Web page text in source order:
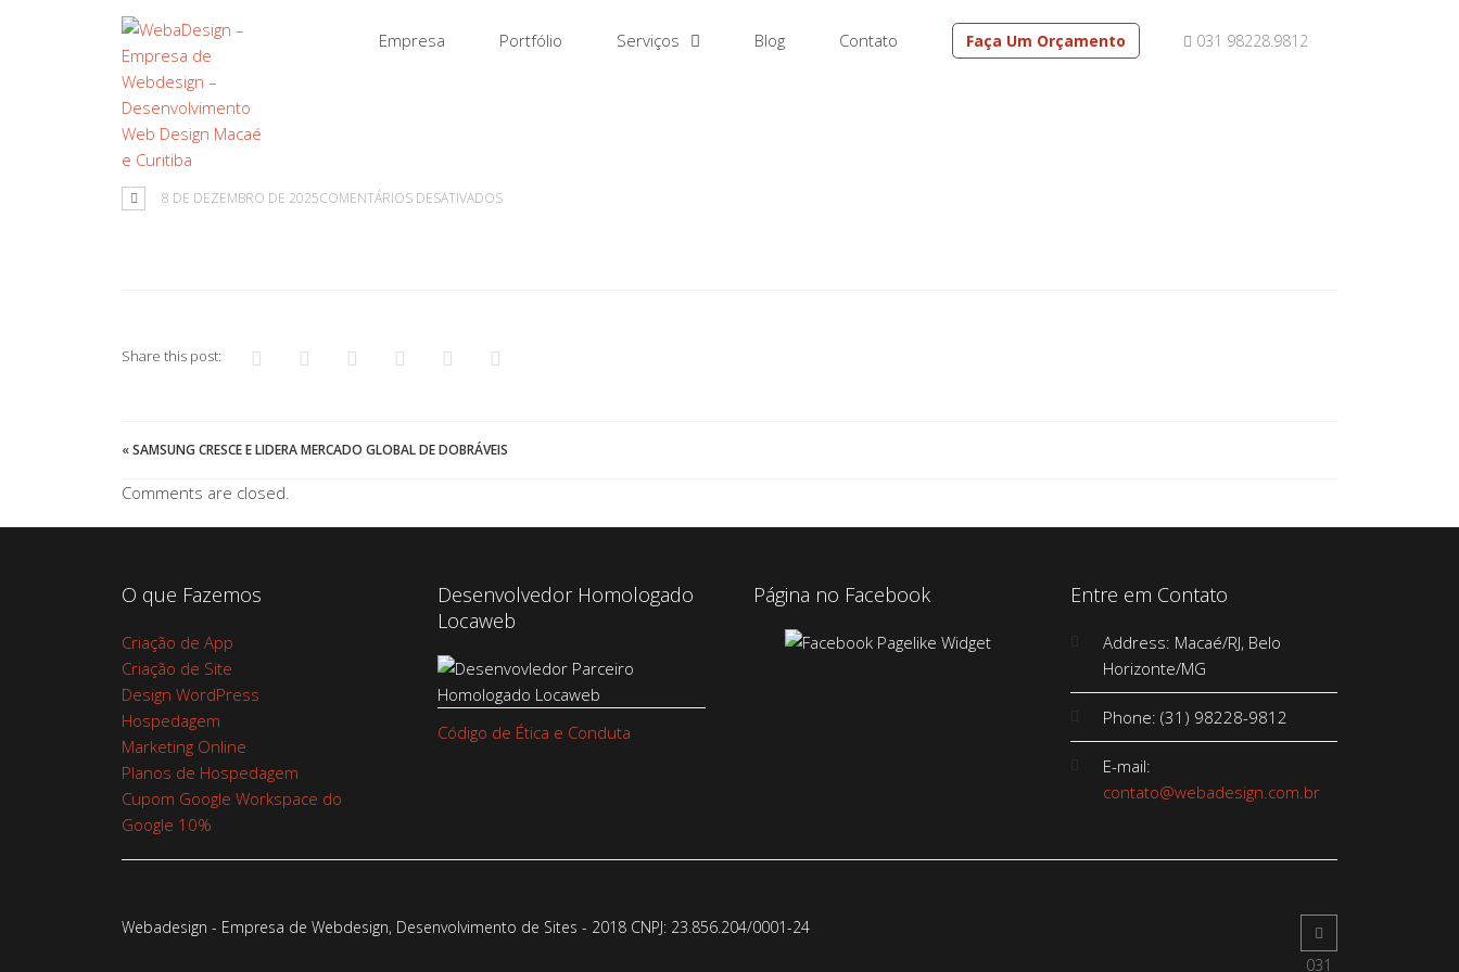
031 98228.9812
Empresa Portfólio Serviços Blog Contato Faça Um Orçamento
8 DE DEZEMBRO DE 2025COMENTÁRIOS DESATIVADOSEM
Share this post:
«SAMSUNG CRESCE E LIDERA MERCADO GLOBAL DE DOBRÁVEIS
Comments are closed.
O que Fazemos
Criação de App
Criação de Site
Design WordPress
Hospedagem
Marketing Online
Planos de Hospedagem
Cupom Google Workspace do
Google 10%
Desenvolvedor Homologado
Locaweb
Código de Ética e Conduta
Página no Facebook Entre em Contato
Address: Macaé/RJ, Belo
Horizonte/MG
Phone: (31) 98228-9812
E-mail:
contato@webadesign.com.br
Webadesign - Empresa de Webdesign, Desenvolvimento de Sites - 2018 CNPJ: 23.856.204/0001-­24
031